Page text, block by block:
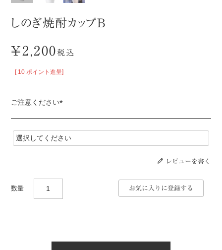
しのぎ焼酎カップB
¥2,200税込
[ 10 ポイント進呈]
ご注意ください
(
必
須
レビューを書く
お気に入りに登録する